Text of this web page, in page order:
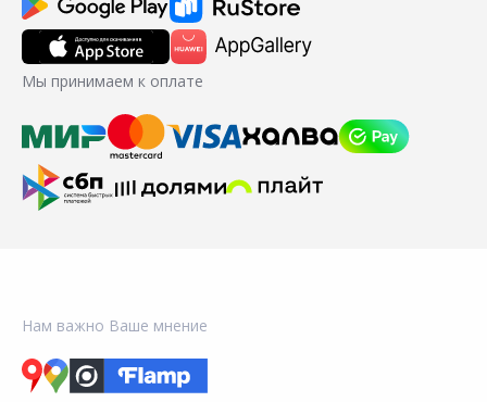
Мы принимаем к оплате
Нам важно Ваше мнение